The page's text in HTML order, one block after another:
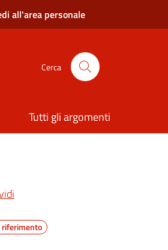
all'area personale
Cerca
Tutti gli argomenti
riferimento